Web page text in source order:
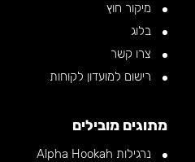
מיקור חוץ
בלוג
צרו קשר
רישום למועדון לקוחות
מתוגים מובילים
נרגילות Alpha Hookah